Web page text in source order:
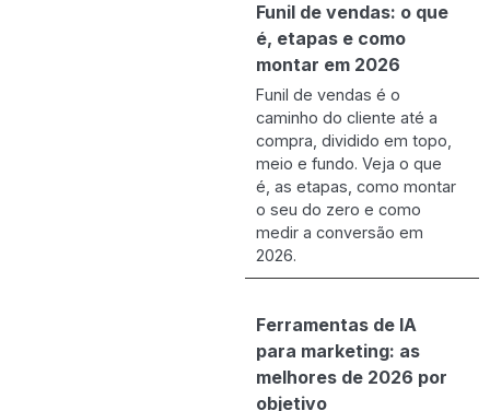
Funil de vendas: o que
é, etapas e como
montar em 2026
Funil de vendas é o
caminho do cliente até a
compra, dividido em topo,
meio e fundo. Veja o que
é, as etapas, como montar
o seu do zero e como
medir a conversão em
2026.
Ferramentas de IA
para marketing: as
melhores de 2026 por
objetivo